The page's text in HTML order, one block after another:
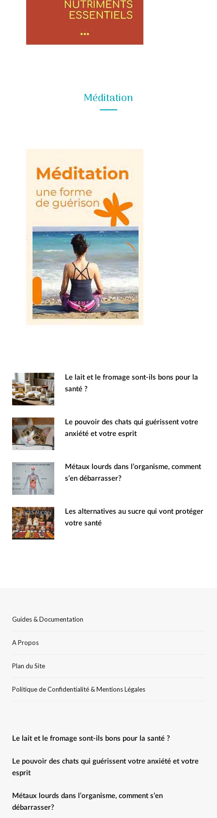
Méditation
Le lait et le fromage sont-ils bons pour la
santé ?
Le pouvoir des chats qui guérissent votre
anxiété et votre esprit
Métaux lourds dans l’organisme, comment
s’en débarrasser?
Les alternatives au sucre qui vont protéger
votre santé
Guides & Documentation
A Propos
Plan du Site
Politique de Confidentialité & Mentions Légales
Le lait et le fromage sont-ils bons pour la santé ?
Le pouvoir des chats qui guérissent votre anxiété et votre
esprit
Métaux lourds dans l’organisme, comment s’en
débarrasser?